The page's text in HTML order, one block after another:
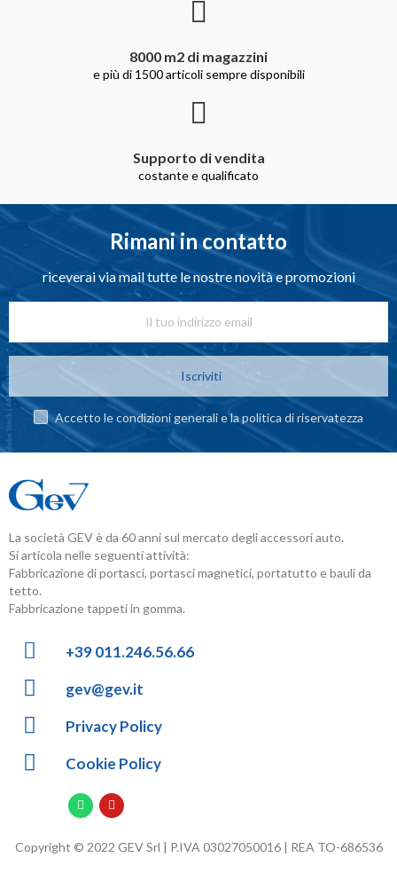
8000 m2 di magazzini
e più di 1500 articoli sempre disponibili
Supporto di vendita
costante e qualificato
Rimani in contatto
riceverai via mail tutte le nostre novità e promozioni
Iscriviti
Accetto le condizioni generali e la politica di riservatezza
La società GEV è da 60 anni sul mercato degli accessori auto.
Si articola nelle seguenti attività:
Fabbricazione di portasci, portasci magnetici, portatutto e bauli da
tetto.
Fabbricazione tappeti in gomma.
+39 011.246.56.66
gev@gev.it
Privacy Policy
Cookie Policy
Copyright © 2022 GEV Srl | P.IVA 03027050016 | REA TO-686536